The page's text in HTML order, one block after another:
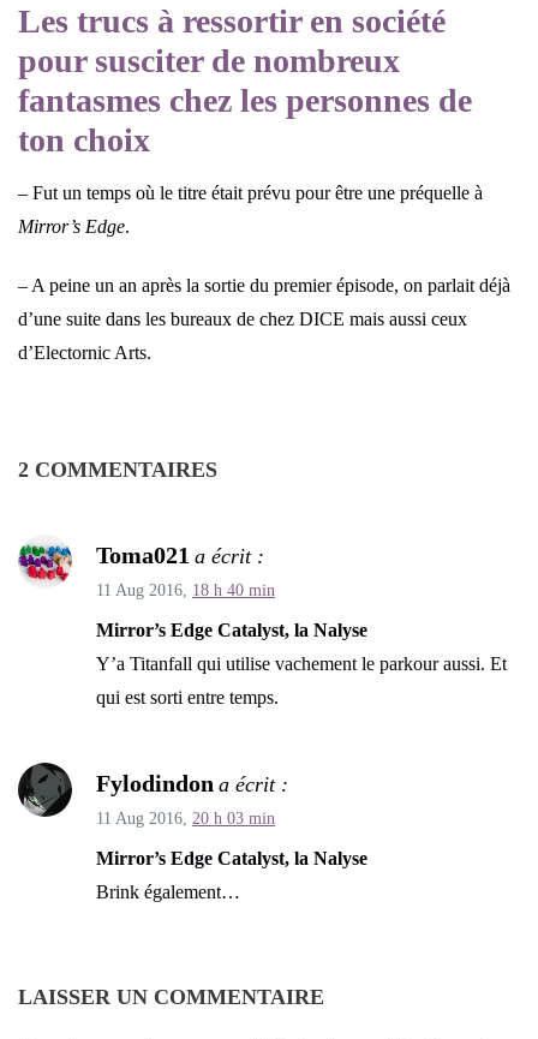
Les trucs à ressortir en société
pour susciter de nombreux
fantasmes chez les personnes de
ton choix
– Fut un temps où le titre était prévu pour être une préquelle à
Mirror’s Edge.
– A peine un an après la sortie du premier épisode, on parlait déjà
d’une suite dans les bureaux de chez DICE mais aussi ceux
d’Electornic Arts.
2 COMMENTAIRES
Toma021 a écrit :
11 Aug 2016, 18 h 40 min
Mirror’s Edge Catalyst, la Nalyse
Y’a Titanfall qui utilise vachement le parkour aussi. Et
qui est sorti entre temps.
Fylodindon a écrit :
11 Aug 2016, 20 h 03 min
Mirror’s Edge Catalyst, la Nalyse
Brink également…
LAISSER UN COMMENTAIRE